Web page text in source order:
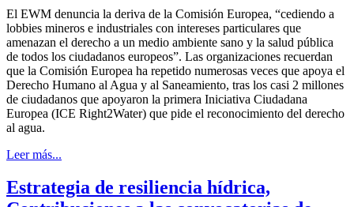
El EWM denuncia la deriva de la Comisión Europea, “cediendo a
lobbies mineros e industriales con intereses particulares que
amenazan el derecho a un medio ambiente sano y la salud pública
de todos los ciudadanos europeos”. Las organizaciones recuerdan
que la Comisión Europea ha repetido numerosas veces que apoya el
Derecho Humano al Agua y al Saneamiento, tras los casi 2 millones
de ciudadanos que apoyaron la primera Iniciativa Ciudadana
Europea (ICE Right2Water) que pide el reconocimiento del derecho
al agua.
Leer más...
Estrategia de resiliencia hídrica,